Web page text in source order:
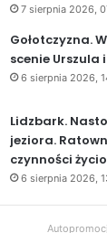
7 sierpnia 2026,
Gołotczyzna.
scenie Urszula
6 sierpnia 2026,
Lidzbark.
jeziora.
czynności
6 sierpnia 2026,